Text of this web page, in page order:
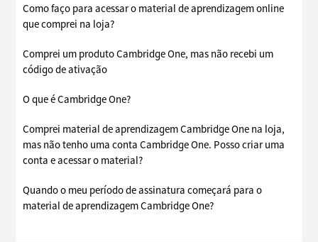
Como faço para acessar o material de aprendizagem online
que comprei na loja?
Comprei um produto Cambridge One, mas não recebi um
código de ativação
O que é Cambridge One?
Comprei material de aprendizagem Cambridge One na loja,
mas não tenho uma conta Cambridge One. Posso criar uma
conta e acessar o material?
Quando o meu período de assinatura começará para o
material de aprendizagem Cambridge One?